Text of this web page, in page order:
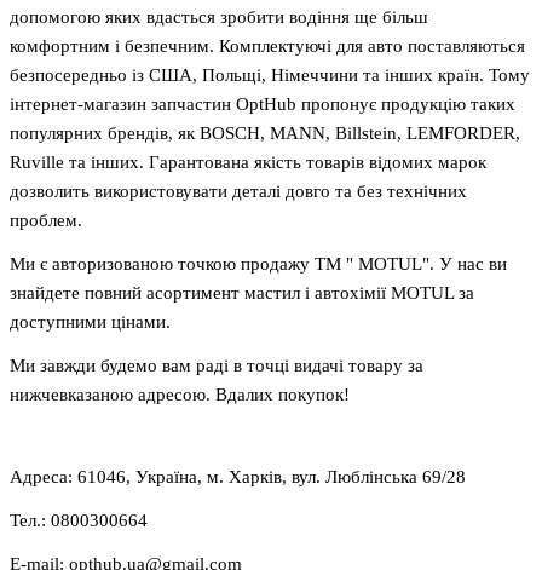
допомогою яких вдасться зробити водіння ще більш
комфортним і безпечним. Комплектуючі для авто поставляються
безпосередньо із США, Польщі, Німеччини та інших країн. Тому
інтернет-магазин запчастин OptHub пропонує продукцію таких
популярних брендів, як BOSCH, MANN, Billstein, LEMFORDER,
Ruville та інших. Гарантована якість товарів відомих марок
дозволить використовувати деталі довго та без технічних
проблем.
Ми є авторизованою точкою продажу ТМ " MOTUL". У нас ви
знайдете повний асортимент мастил і автохімії MOTUL за
доступними цінами.
Ми завжди будемо вам раді в точці видачі товару за
нижчевказаною адресою. Вдалих покупок!
Адреса: 61046, Україна, м. Харків, вул. Люблінська 69/28
Тел.: 0800300664
E-mail: opthub.ua@gmail.com